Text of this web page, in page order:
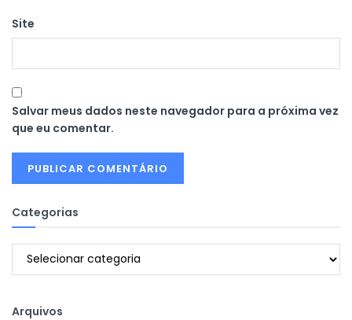
Site
Salvar meus dados neste navegador para a próxima vez
que eu comentar.
Categorias
Categorias
Arquivos